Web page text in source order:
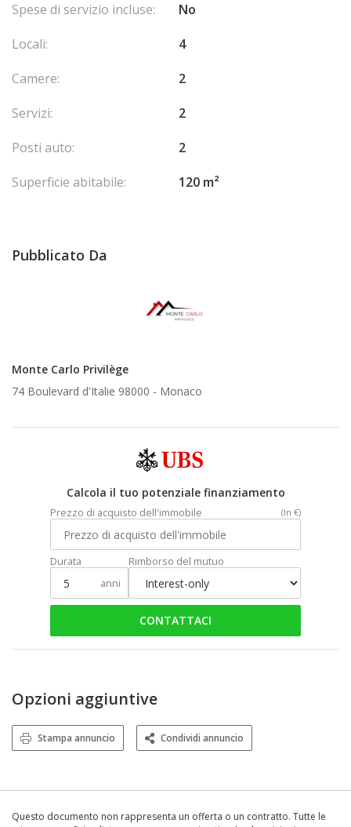
Spese di servizio incluse:
No
Locali:
4
Camere:
2
Servizi:
2
Posti auto:
2
Superficie abitabile:
120 m²
Pubblicato Da
Monte Carlo Privilège
74 Boulevard d'Italie 98000 - Monaco
Calcola il tuo potenziale finanziamento
Prezzo di acquisto dell'immobile (In €)
Durata
anni
Rimborso del mutuo
CONTATTACI
Opzioni aggiuntive
Stampa annuncio Condividi annuncio
Questo documento non rappresenta un offerta o un contratto. Tutte le